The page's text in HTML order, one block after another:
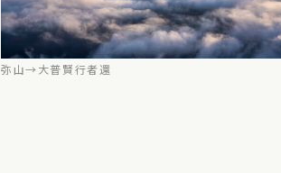
弥山→大普賢行者還